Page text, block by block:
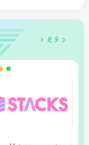
更多